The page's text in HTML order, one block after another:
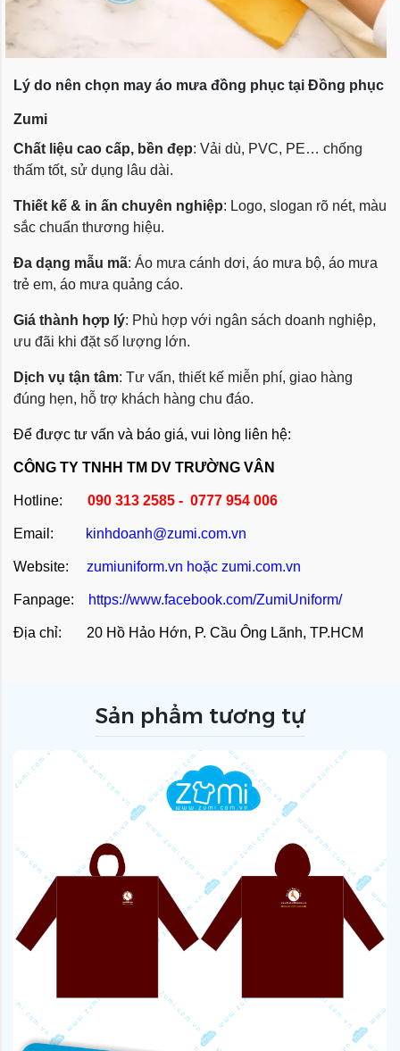
Lý do nên chọn may áo mưa đồng phục tại Đồng phục
Zumi
Chất liệu cao cấp, bền đẹp: Vải dù, PVC, PE… chống
thấm tốt, sử dụng lâu dài.
Thiết kế & in ấn chuyên nghiệp: Logo, slogan rõ nét, màu
sắc chuẩn thương hiệu.
Đa dạng mẫu mã: Áo mưa cánh dơi, áo mưa bộ, áo mưa
trẻ em, áo mưa quảng cáo.
Giá thành hợp lý: Phù hợp với ngân sách doanh nghiệp,
ưu đãi khi đặt số lượng lớn.
Dịch vụ tận tâm: Tư vấn, thiết kế miễn phí, giao hàng
đúng hẹn, hỗ trợ khách hàng chu đáo.
Để được tư vấn và báo giá, vui lòng liên hệ:
CÔNG TY TNHH TM DV TRƯỜNG VÂN
Hotline: 090 313 2585 - 0777 954 006
Email: kinhdoanh@zumi.com.vn
Website: zumiuniform.vn hoặc zumi.com.vn
Fanpage: https://www.facebook.com/ZumiUniform/
Địa chỉ: 20 Hồ Hảo Hớn, P. Cầu Ông Lãnh, TP.HCM
Sản phẩm tương tự